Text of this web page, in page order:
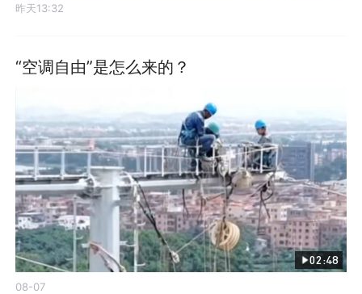
昨天13:32
“空调自由”是怎么来的？
02:48
08-07